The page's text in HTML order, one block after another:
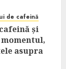
de cafeină
și
asupra